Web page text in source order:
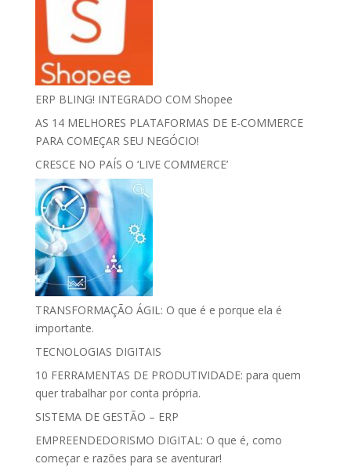
ERP BLING! INTEGRADO COM Shopee
AS 14 MELHORES PLATAFORMAS DE E-COMMERCE
PARA COMEÇAR SEU NEGÓCIO!
CRESCE NO PAÍS O ‘LIVE COMMERCE’
TRANSFORMAÇÃO ÁGIL: O que é e porque ela é
importante.
TECNOLOGIAS DIGITAIS
10 FERRAMENTAS DE PRODUTIVIDADE: para quem
quer trabalhar por conta própria.
SISTEMA DE GESTÃO – ERP
EMPREENDEDORISMO DIGITAL: O que é, como
começar e razões para se aventurar!